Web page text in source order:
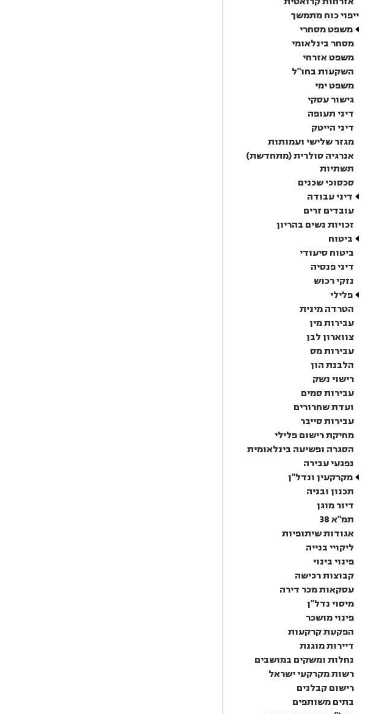
ייפוי כוח מתמשך
משפט מסחרי
מסחר בינלאומי
משפט אזרחי
השקעות בחו"ל
משפט ימי
גישור עסקי
דיני תעופה
דיני הייטק
מגזר שלישי ועמותות
אנרגיה סולרית (מתחדשת)
תשתיות
סכסוכי שכנים
דיני עבודה
עובדים זרים
זכויות נשים בהריון
ביטוח
ביטוח סיעודי
דיני פנסיה
נזקי רכוש
פלילי
הטרדה מינית
עבירות מין
צווארון לבן
עבירות מס
הלבנת הון
רישוי נשק
עבירות סמים
ועדת שחרורים
עבירות סייבר
מחיקת רישום פלילי
הסגרה ופשיעה בינלאומית
נפגעי עבירה
מקרקעין ונדל"ן
תכנון ובניה
דיור מוגן
תמ"א 38
אגודות שיתופיות
ליקויי בנייה
פינוי בינוי
קבוצות רכישה
עסקאות מכר דירה
מיסוי נדל"ן
פינוי מושכר
הפקעת קרקעות
דיירות מוגנת
נחלות ומשקים במושבים
רשות מקרקעי ישראל
רישום קבלנים
בתים משותפים